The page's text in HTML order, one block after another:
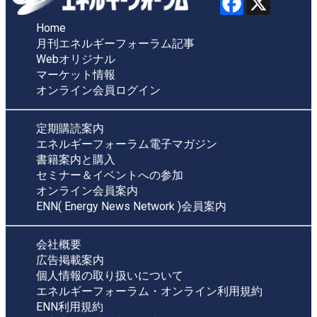
Home
月刊エネルギーフォーラム記事
Webオリジナル
マーケット情報
オンライン会員ログイン
定期購読案内
エネルギーフォーラム電子マガジン
書籍案内と購入
セミナー＆イベントへの参加
オンライン会員案内
ENN( Energy News Network )会員案内
会社概要
広告掲載案内
個人情報の取り扱いについて
エネルギーフォーラム・オンライン利用規約
ENN利用規約